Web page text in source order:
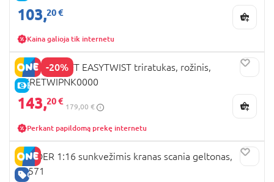
103,20 €
Kaina galioja tik internetu
-20%
E-KAINA
KINDERKRAFT EASYTWIST triratukas, rožinis,
KKRETWIPNK0000
143,20 €
179,00 €
Perkant papildomą prekę internetu
GERA KAINA
BRUDER 1:16 sunkvežimis kranas scania geltonas,
03571